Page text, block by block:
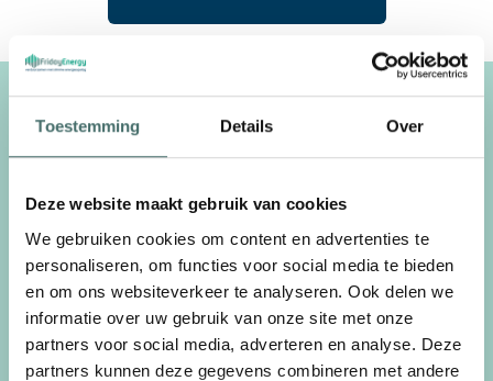
Toestemming Details Over
Deze website maakt gebruik van cookies
We gebruiken cookies om content en advertenties te
personaliseren, om functies voor social media te bieden
en om ons websiteverkeer te analyseren. Ook delen we
informatie over uw gebruik van onze site met onze
partners voor social media, adverteren en analyse. Deze
partners kunnen deze gegevens combineren met andere
Kunstmatige intelligentie in
energiebeheer.
grotendeels bepaald door de intelligentie van het
EMS. Onze sturingssoftware, aangedreven door
kunstmatige intelligentie (AI), combineert de
voorspelling van lokaal verbruik, opwekking en
beschikbare
netcapaciteit
met weersvoorspellingen